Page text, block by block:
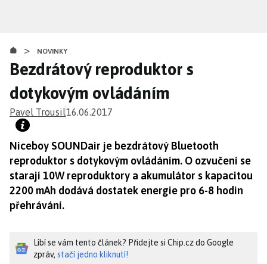
obsahu
> NOVINKY
Bezdrátový reproduktor s
dotykovým ovládáním
Pavel Trousil16.06.2017
Niceboy SOUNDair je bezdrátový Bluetooth
reproduktor s dotykovým ovládáním. O ozvučení se
starají 10W reproduktory a akumulátor s kapacitou
2200 mAh dodává dostatek energie pro 6-8 hodin
přehrávání.
Líbí se vám tento článek? Přidejte si Chip.cz do Google
zpráv, stačí jedno kliknutí!